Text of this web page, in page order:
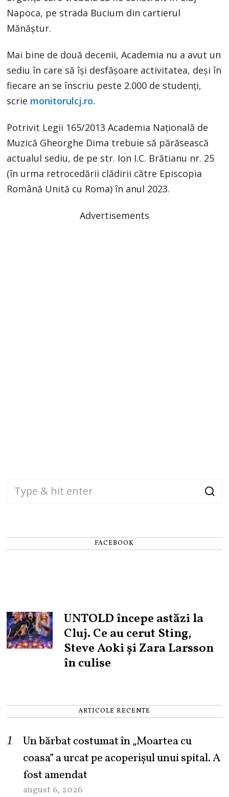
Napoca, pe strada Bucium din cartierul
Mănăștur.
Mai bine de două decenii, Academia nu a avut un
sediu în care să își desfășoare activitatea, deși în
fiecare an se înscriu peste 2.000 de studenți,
scrie monitorulcj.ro.
Potrivit Legii 165/2013 Academia Națională de
Muzică Gheorghe Dima trebuie să părăsească
actualul sediu, de pe str. Ion I.C. Brătianu nr. 25
(în urma retrocedării clădirii către Episcopia
Română Unită cu Roma) în anul 2023.
Advertisements
FACEBOOK
UNTOLD începe astăzi la
Cluj. Ce au cerut Sting,
Steve Aoki și Zara Larsson
în culise
ARTICOLE RECENTE
Un bărbat costumat în „Moartea cu
coasa” a urcat pe acoperișul unui spital. A
fost amendat
august 6, 2026